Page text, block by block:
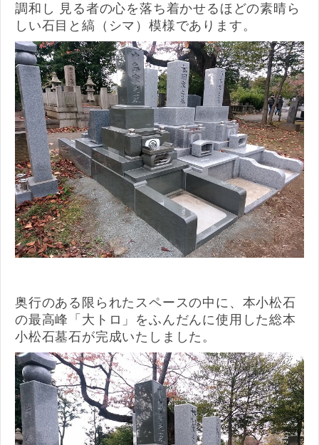
調和し 見る者の心を落ち着かせるほどの素晴ら
しい石目と縞（シマ）模様であります。
奥行のある限られたスペースの中に、本小松石
の最高峰「大トロ」をふんだんに使用した総本
小松石墓石が完成いたしました。